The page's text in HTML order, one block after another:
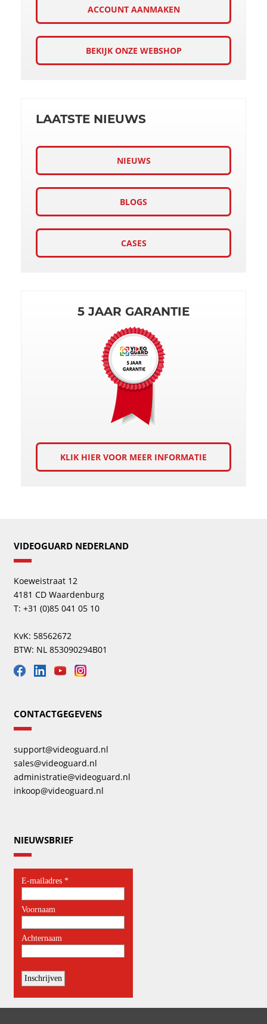
ACCOUNT AANMAKEN
BEKIJK ONZE WEBSHOP
LAATSTE NIEUWS
NIEUWS
BLOGS
CASES
5 JAAR GARANTIE
KLIK HIER VOOR MEER INFORMATIE
VIDEOGUARD NEDERLAND
Koeweistraat 12
4181 CD Waardenburg
T: +31 (0)85 041 05 10
KvK: 58562672
BTW: NL 853090294B01
CONTACTGEGEVENS
support@videoguard.nl
sales@videoguard.nl
administratie@videoguard.nl
inkoop@videoguard.nl
NIEUWSBRIEF